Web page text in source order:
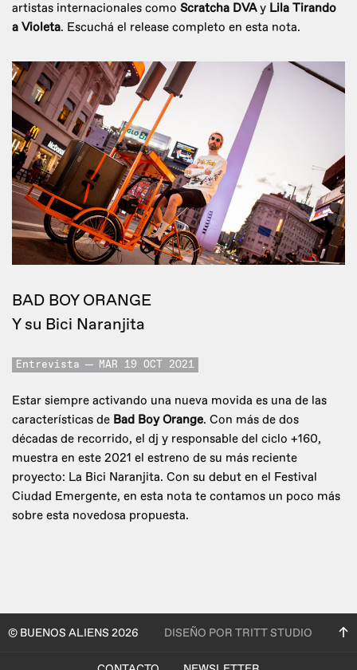
artistas internacionales como Scratcha DVAy Lila Tirando
a Violeta. Escuchá el release completo en esta nota.
BAD BOY ORANGE
Y su Bici Naranjita
Entrevista MAR 19 OCT 2021
Estar siempre activando una nueva movida es una de las
características de Bad Boy Orange. Con más de dos
décadas de recorrido, el dj y responsable del ciclo +160,
muestra en este 2021 el estreno de su más reciente
proyecto: La Bici Naranjita. Con su debut en el Festival
Ciudad Emergente, en esta nota te contamos un poco más
sobre esta novedosa propuesta.
© BUENOS ALIENS 2026 DISEÑO POR TRITT STUDIO